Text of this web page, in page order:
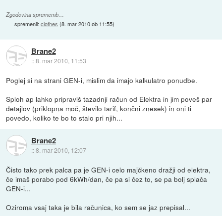
Zgodovina sprememb…
spremenil:clothes (8. mar 2010 ob 11:55)
Brane2
::8. mar 2010, 11:53
Poglej si na strani GEN-i, mislim da imajo kalkulatro ponudbe.
Sploh ap lahko pripraviš tazadnji račun od Elektra in jim poveš par
detajlov (priklopna moč, število tarif, končni znesek) in oni ti
povedo, koliko te bo to stalo pri njih...
Brane2
::8. mar 2010, 12:07
Čisto tako prek palca pa je GEN-i celo majčkeno dražji od elektra,
če imaš porabo pod 6kWh/dan, če pa si čez to, se pa bolj splača
GEN-i...
Oziroma vsaj taka je bila računica, ko sem se jaz prepisal...